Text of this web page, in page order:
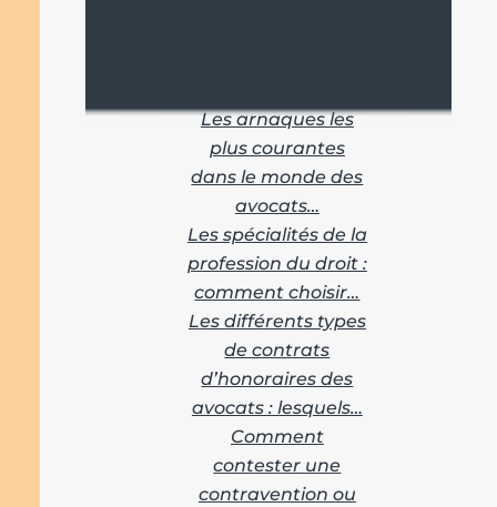
Les arnaques les
plus courantes
dans le monde des
avocats…
Les spécialités de la
profession du droit :
comment choisir…
Les différents types
de contrats
d’honoraires des
avocats : lesquels…
Comment
contester une
contravention ou